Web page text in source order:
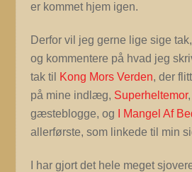
er kommet hjem igen.
Derfor vil jeg gerne lige sige
og kommentere på hvad jeg
tak til Kong Mors Verden, der
på mine indlæg, Superheltemor
gæsteblogge, og
I Mangel Af
allerførste, som linkede til min
I har gjort det hele meget